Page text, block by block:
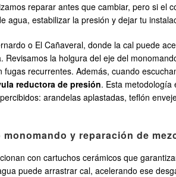
reparar antes que cambiar, pero si el
agua, estabilizar la presión y dejar tu
o El Cañaveral, donde la cal puede
Revisamos la holgura del eje del
fugas recurrentes. Además, cuando
reductora de presión. Esta metodología
arandelas aplastadas, teflón
y reparación de
con cartuchos cerámicos que
puede arrastrar cal, acelerando ese